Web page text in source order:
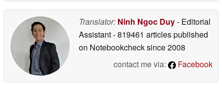
Translator: Ninh Ngoc Duy- Editorial
Assistant- 819461 articles published
on Notebookchecksince 2008
contact me via:
Facebook